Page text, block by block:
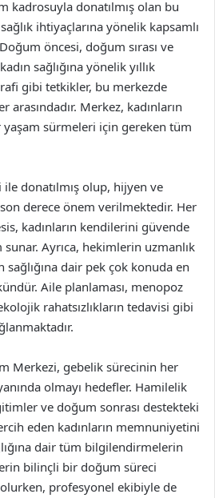
kadrosuyla donatılmış olan bu
ihtiyaçlarına yönelik kapsamlı
öncesi, doğum sırası ve
sağlığına yönelik yıllık
gibi tetkikler, bu merkezde
arasındadır. Merkez, kadınların
yaşam sürmeleri için gereken tüm
donatılmış olup, hijyen ve
derece önem verilmektedir. Her
kadınların kendilerini güvende
Ayrıca, hekimlerin uzmanlık
sağlığına dair pek çok konuda en
Aile planlaması, menopoz
rahatsızlıkların tedavisi gibi
Merkezi, gebelik sürecinin her
olmayı hedefler. Hamilelik
ve doğum sonrası destekteki
eden kadınların memnuniyetini
dair tüm bilgilendirmelerin
bilinçli bir doğum süreci
profesyonel ekibiyle de